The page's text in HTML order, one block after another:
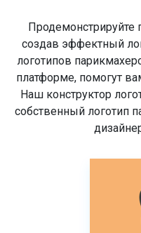
Продемонстрируйте
создав эффектный
логотипов
платформе, помогут
Наш конструктор
собственный логотип